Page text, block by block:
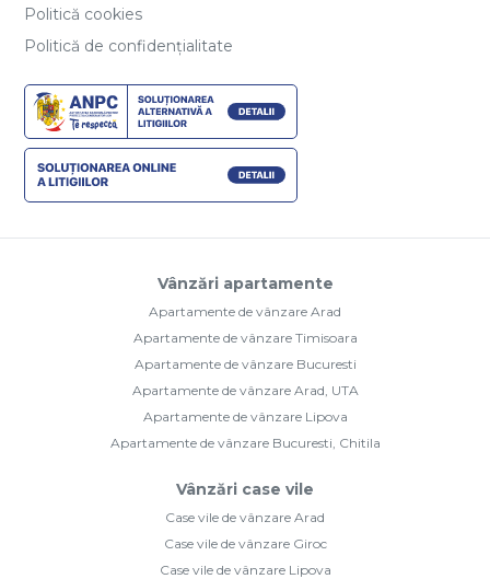
Politică cookies
Politică de confidențialitate
Vânzări apartamente
Apartamente de vânzare Arad
Apartamente de vânzare Timisoara
Apartamente de vânzare Bucuresti
Apartamente de vânzare Arad, UTA
Apartamente de vânzare Lipova
Apartamente de vânzare Bucuresti, Chitila
Vânzări case vile
Case vile de vânzare Arad
Case vile de vânzare Giroc
Case vile de vânzare Lipova